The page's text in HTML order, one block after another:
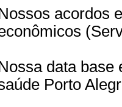
acordos
data base
Porto